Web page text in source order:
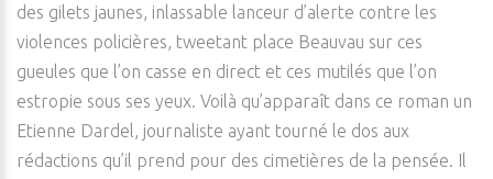
des gilets jaunes, inlassable lanceur d’alerte contre les
violences policières, tweetant place Beauvau sur ces
gueules que l’on casse en direct et ces mutilés que l’on
estropie sous ses yeux. Voilà qu’apparaît dans ce roman un
Etienne Dardel, journaliste ayant tourné le dos aux
rédactions qu’il prend pour des cimetières de la pensée. Il